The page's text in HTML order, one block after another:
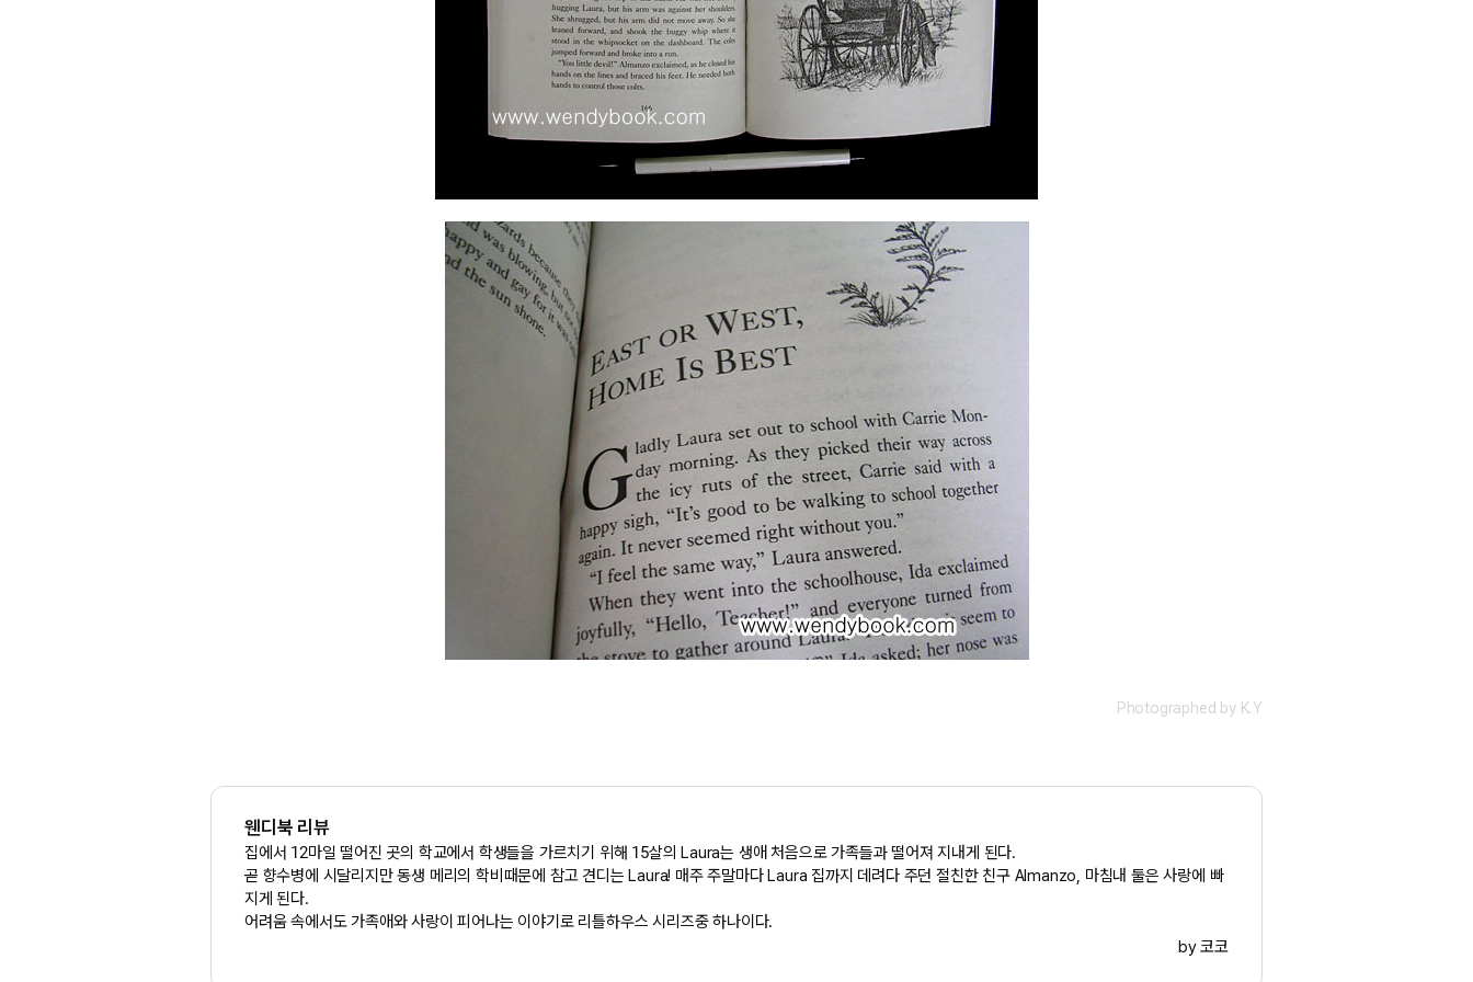
Photographed by K.Y
웬디북 리뷰
집에서 12마일 떨어진 곳의 학교에서 학생들을 가르치기 위해 15살의 Laura는 생애 처음으로 가족들과 떨어져 지내게 된다.
곧 향수병에 시달리지만 동생 메리의 학비때문에 참고 견디는 Laura! 매주 주말마다 Laura 집까지 데려다 주던 절친한 친구 Almanzo, 마침내 둘은 사랑에 빠
지게 된다.
어려움 속에서도 가족애와 사랑이 피어나는 이야기로 리틀하우스 시리즈중 하나이다.
by 코코